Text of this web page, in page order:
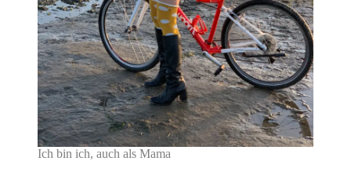
Ich bin ich, auch als Mama